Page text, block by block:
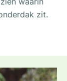
zit.